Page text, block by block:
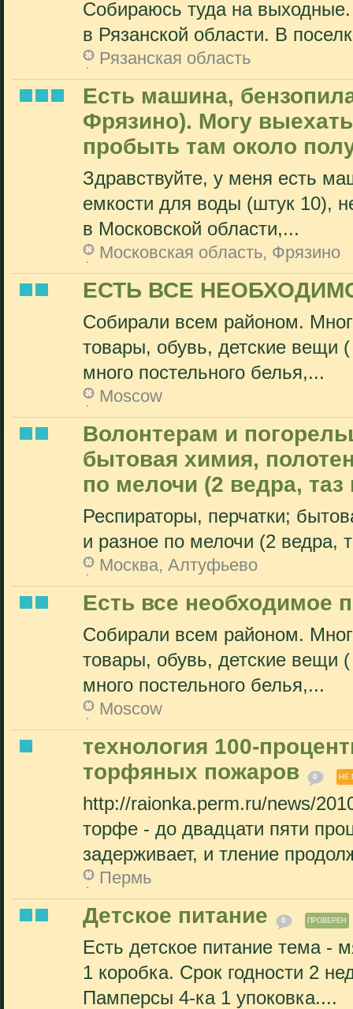
Собираюсь туда на
в Рязанской области. В
Рязанская область
Есть машина,
Фрязино). Могу
пробыть там около
Здравствуйте, у меня есть
емкости для воды (штук 10),
в Московской области,...
Московская область, Фрязино
ЕСТЬ ВСЕ
Собирали всем районом.
товары, обувь, детские вещи
много постельного белья,...
Moscow
Волонтерам и
бытовая химия,
по мелочи (2 ведра, таз
Респираторы, перчатки;
и разное по мелочи (2 ведра,
Москва, Алтуфьево
Есть все необходимое
Собирали всем районом.
товары, обувь, детские вещи
много постельного белья,...
Moscow
технология 100-
торфяных пожаров
0 НЕ
http://raionka.perm.ru/news/
торфе - до двадцати пяти
задерживает, и тление
Пермь
Детское питание 0 ПРОВЕРЕН
Есть детское питание тема -
1 коробка. Срок годности 2
Памперсы 4-ка 1 упоковка....